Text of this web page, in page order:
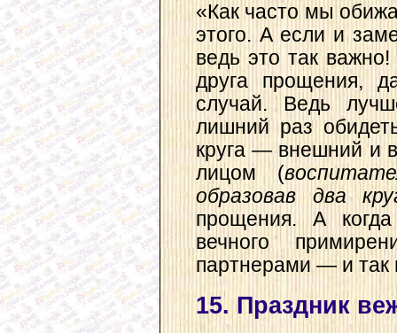
«Как часто мы
этого. А если и
ведь это так
друга прощения,
случай. Ведь
лишний раз
круга — внешний и
лицом (
образовав два
прощения. А
вечного
партнерами — и так
15. Праздник